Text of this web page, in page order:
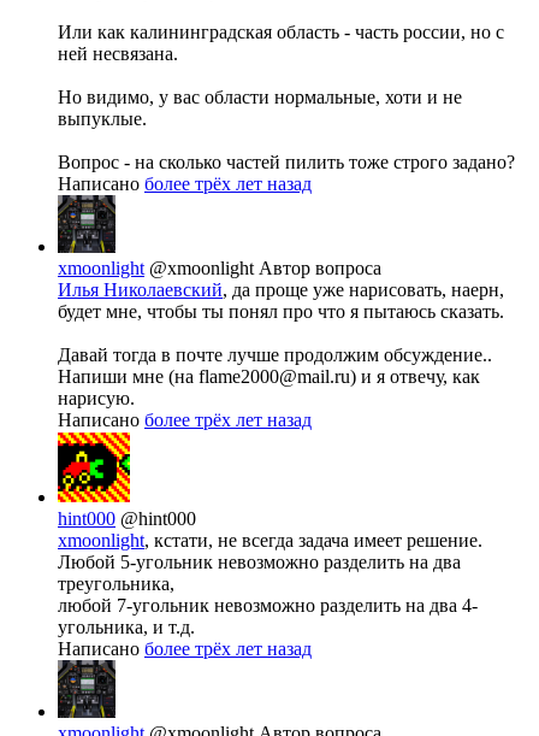
Или как калининградская область - часть россии, но с
ней несвязана.
Но видимо, у вас области нормальные, хоти и не
выпуклые.
Вопрос - на сколько частей пилить тоже строго задано?
Написано более трёх лет назад
xmoonlight @xmoonlight Автор вопроса
Илья Николаевский, да проще уже нарисовать, наерн,
будет мне, чтобы ты понял про что я пытаюсь сказать.
Давай тогда в почте лучше продолжим обсуждение..
Напиши мне (на flame2000@mail.ru) и я отвечу, как
нарисую.
Написано более трёх лет назад
hint000 @hint000
xmoonlight, кстати, не всегда задача имеет решение.
Любой 5-угольник невозможно разделить на два
треугольника,
любой 7-угольник невозможно разделить на два 4-
угольника, и т.д.
Написано более трёх лет назад